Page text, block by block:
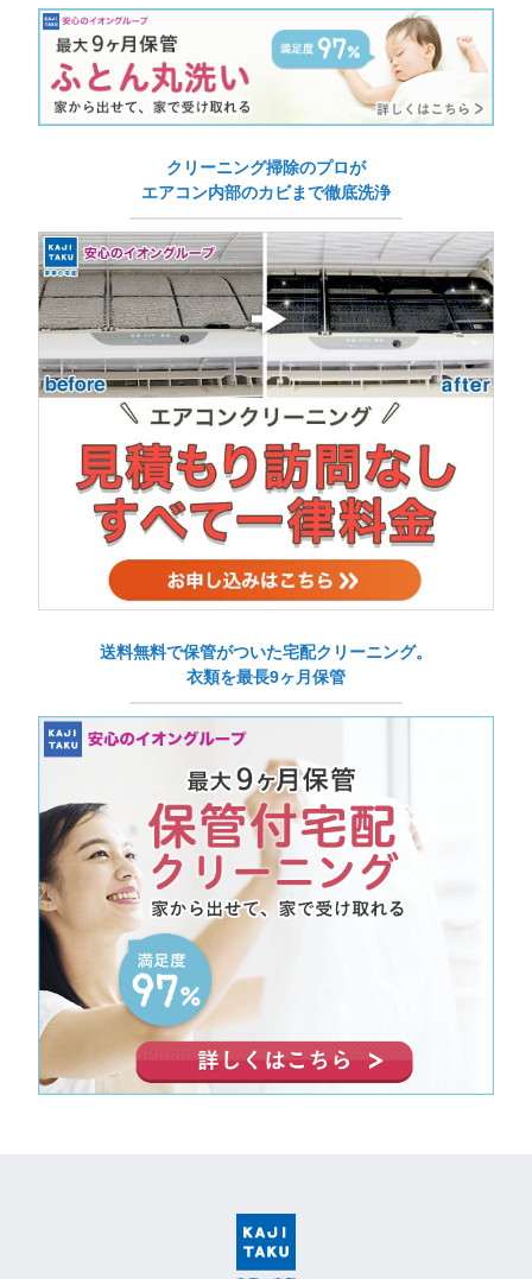
クリーニング掃除のプロが
エアコン内部のカビまで徹底洗浄
送料無料で保管がついた宅配クリーニング。
衣類を最長9ヶ月保管